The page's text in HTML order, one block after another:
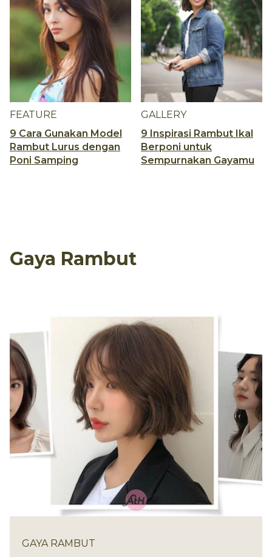
FEATURE
9 Cara Gunakan Model
Rambut Lurus dengan
Poni Samping
GALLERY
9 Inspirasi Rambut Ikal
Berponi untuk
Sempurnakan Gayamu
Gaya Rambut
GAYA RAMBUT